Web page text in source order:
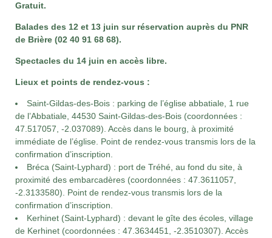
Gratuit.
Balades des 12 et 13 juin sur réservation auprès du PNR
de Brière (02 40 91 68 68).
Spectacles du 14 juin en accès libre.
Lieux et points de rendez-vous :
Saint-Gildas-des-Bois : parking de l’église abbatiale, 1 rue
de l’Abbatiale, 44530 Saint-Gildas-des-Bois (coordonnées :
47.517057, -2.037089). Accès dans le bourg, à proximité
immédiate de l’église. Point de rendez-vous transmis lors de la
confirmation d’inscription.
Bréca (Saint-Lyphard) : port de Tréhé, au fond du site, à
proximité des embarcadères (coordonnées : 47.3611057,
-2.3133580). Point de rendez-vous transmis lors de la
confirmation d’inscription.
Kerhinet (Saint-Lyphard) : devant le gîte des écoles, village
de Kerhinet (coordonnées : 47.3634451, -2.3510307). Accès